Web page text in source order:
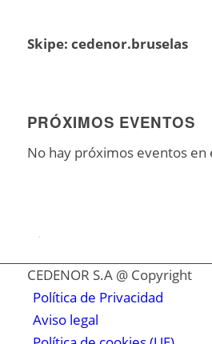
Skipe: cedenor.bruselas
PRÓXIMOS EVENTOS
No hay próximos eventos
.
CEDENOR S.A @ Copyright
Política de Privacidad
Aviso legal